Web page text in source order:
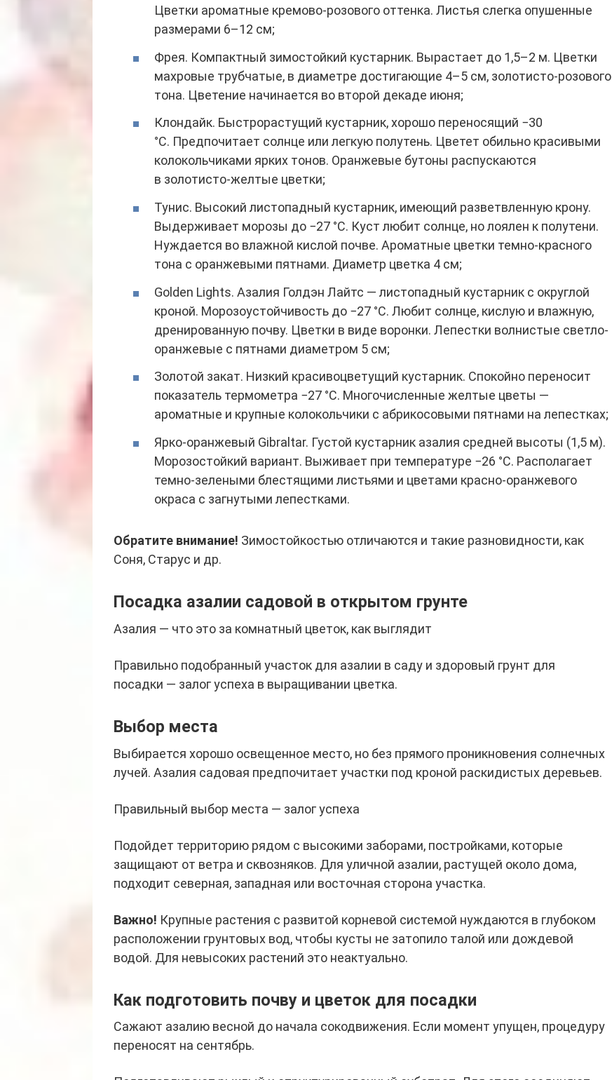
Цветки ароматные кремово-розового оттенка. Листья слегка опушенные
размерами 6–12 см;
Фрея. Компактный зимостойкий кустарник. Вырастает до 1,5–2 м. Цветки
махровые трубчатые, в диаметре достигающие 4–5 см, золотисто-розового
тона. Цветение начинается во второй декаде июня;
Клондайк. Быстрорастущий кустарник, хорошо переносящий −30
°С. Предпочитает солнце или легкую полутень. Цветет обильно красивыми
колокольчиками ярких тонов. Оранжевые бутоны распускаются
в золотисто-желтые цветки;
Тунис. Высокий листопадный кустарник, имеющий разветвленную крону.
Выдерживает морозы до −27 °С. Куст любит солнце, но лоялен к полутени.
Нуждается во влажной кислой почве. Ароматные цветки темно-красного
тона с оранжевыми пятнами. Диаметр цветка 4 см;
Golden Lights. Азалия Голдэн Лайтс — листопадный кустарник с округлой
кроной. Морозоустойчивость до −27 °С. Любит солнце, кислую и влажную,
дренированную почву. Цветки в виде воронки. Лепестки волнистые светло-
оранжевые с пятнами диаметром 5 см;
Золотой закат. Низкий красивоцветущий кустарник. Спокойно переносит
показатель термометра −27 °С. Многочисленные желтые цветы —
ароматные и крупные колокольчики с абрикосовыми пятнами на лепестках;
Ярко-оранжевый Gibraltar. Густой кустарник азалия средней высоты (1,5 м).
Морозостойкий вариант. Выживает при температуре −26 °C. Располагает
темно-зелеными блестящими листьями и цветами красно-оранжевого
окраса с загнутыми лепестками.
Обратите внимание! Зимостойкостью отличаются и такие разновидности, как
Соня, Старус и др.
Посадка азалии садовой в открытом грунте
Азалия — что это за комнатный цветок, как выглядит
Правильно подобранный участок для азалии в саду и здоровый грунт для
посадки — залог успеха в выращивании цветка.
Выбор места
Выбирается хорошо освещенное место, но без прямого проникновения солнечных
лучей. Азалия садовая предпочитает участки под кроной раскидистых деревьев.
Правильный выбор места — залог успеха
Подойдет территорию рядом с высокими заборами, постройками, которые
защищают от ветра и сквозняков. Для уличной азалии, растущей около дома,
подходит северная, западная или восточная сторона участка.
Важно! Крупные растения с развитой корневой системой нуждаются в глубоком
расположении грунтовых вод, чтобы кусты не затопило талой или дождевой
водой. Для невысоких растений это неактуально.
Как подготовить почву и цветок для посадки
Сажают азалию весной до начала сокодвижения. Если момент упущен, процедуру
переносят на сентябрь.